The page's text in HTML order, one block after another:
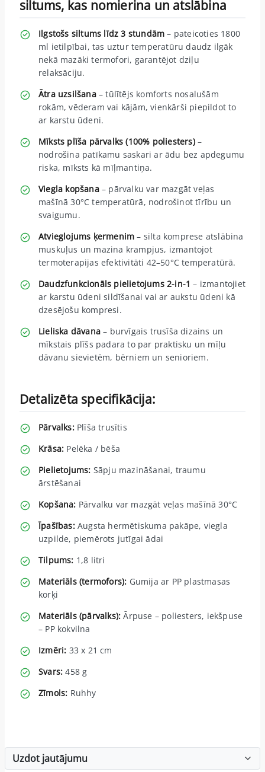
siltums, kas nomierina un atslābina
Ilgstošs siltums līdz 3 stundām – pateicoties 1800
ml ietilpībai, tas uztur temperatūru daudz ilgāk
nekā mazāki termofori, garantējot dziļu
relaksāciju.
Ātra uzsilšana– tūlītējs komforts nosalušām
rokām, vēderam vai kājām, vienkārši piepildot to
ar karstu ūdeni.
Mīksts plīša pārvalks (100% poliesters)–
nodrošina patīkamu saskari ar ādu bez apdegumu
riska, mīksts kā mīļmantiņa.
Viegla kopšana– pārvalku var mazgāt veļas
mašīnā 30°C temperatūrā, nodrošinot tīrību un
svaigumu.
Atvieglojums ķermenim – silta komprese atslābina
muskuļus un mazina krampjus, izmantojot
termoterapijas efektivitāti 42–50°C temperatūrā.
Daudzfunkcionāls pielietojums 2-in-1 – izmantojiet
ar karstu ūdeni sildīšanai vai ar aukstu ūdeni kā
dzesējošu kompresi.
Lieliska dāvana – burvīgais trusīša dizains un
mīkstais plīšs padara to par praktisku un mīļu
dāvanu sievietēm, bērniem un senioriem.
Detalizēta specifikācija:
Pārvalks:Plīša trusītis
Krāsa: Pelēka / bēša
Pielietojums: Sāpju mazināšanai, traumu
ārstēšanai
Kopšana: Pārvalku var mazgāt veļas mašīnā 30°C
Īpašības:Augsta hermētiskuma pakāpe, viegla
uzpilde, piemērots jutīgai ādai
Tilpums: 1,8 litri
Materiāls (termofors): Gumija ar PP plastmasas
korķi
Materiāls (pārvalks): Ārpuse – poliesters, iekšpuse
– PP kokvilna
Izmēri: 33 x 21 cm
Svars: 458 g
Zīmols: Ruhhy
Uzdot jautājumu